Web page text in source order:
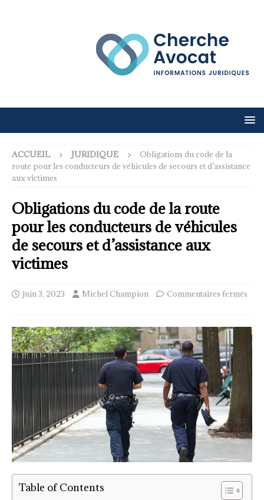
ACCUEIL JURIDIQUE
Obligations du code de la
route pour les conducteurs de véhicules de secours et d’assistance
aux victimes
Obligations du code de la route
pour les conducteurs de véhicules
de secours et d’assistance aux
victimes
juin 3, 2023 Michel Champion Commentaires fermés
Table of Contents